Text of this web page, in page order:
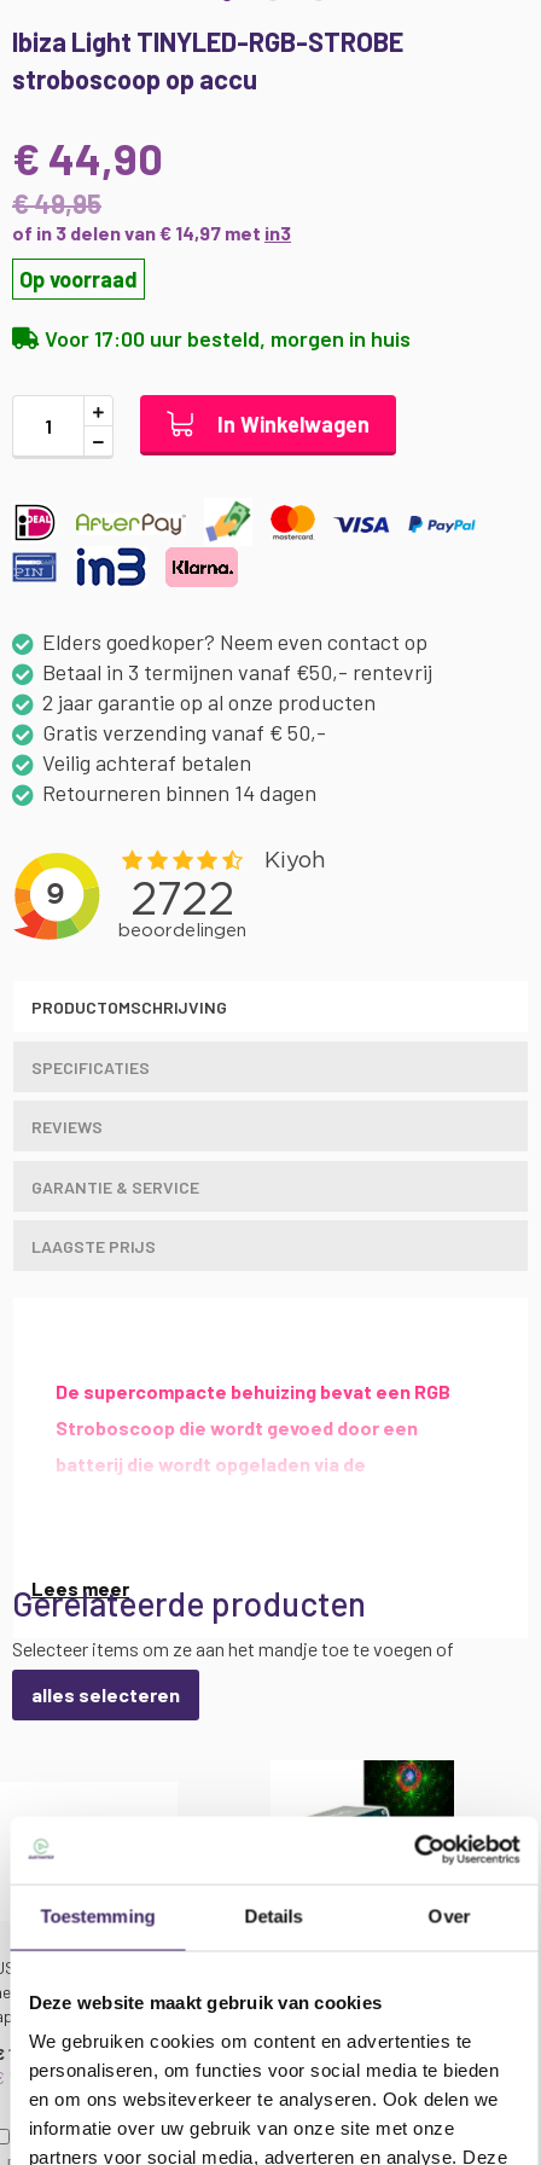
Toestemming Details Over
Deze website maakt gebruik van cookies
We gebruiken cookies om content en advertenties te
personaliseren, om functies voor social media te bieden
en om ons websiteverkeer te analyseren. Ook delen we
informatie over uw gebruik van onze site met onze
partners voor social media, adverteren en analyse. Deze
Ibiza Light TINYLED-RGB-STROBE
stroboscoop op accu
€ 44,90
€ 49,95
of in 3 delen van € 14,97 met in3
Op voorraad
Voor 17:00 uur besteld, morgen in huis
In Winkelwagen
Elders goedkoper? Neem even contact op
Betaal in 3 termijnen vanaf €50,- rentevrij
2 jaar garantie op al onze producten
Gratis verzending vanaf € 50,-
Veilig achteraf betalen
Retourneren binnen 14 dagen
naar
het
de
afbeeldingen-
gallerij
PRODUCTOMSCHRIJVING
SPECIFICATIES
REVIEWS
GARANTIE & SERVICE
LAAGSTE PRIJS
De supercompacte behuizing bevat een RGB
Stroboscoop die wordt gevoed door een
batterij die wordt opgeladen via de
Kenmerken Ibiza Light TINYLED-RGB-STROBO
Led en Laser effect op accu:
6x 1W R+G+B Leds
Automatische, muziek gestuurde bediening of
Oplaadbare batterij via de meegeleverde DC-
led’s
Led en Laser effect op accu:
Afmeting: 73 x 75 x 84 mm
Gewicht: 0,21 Kg
Lees meer
Gerelateerde producten
Selecteer items om ze aan het mandje toe te voegen of
alles selecteren
lader compact voor
voeden van USB
12,95
14,95
In Winkelwagen
LASRGB Led en Laser
effect op accu
€ 68,90
€ 74,95
In Winkelwagen